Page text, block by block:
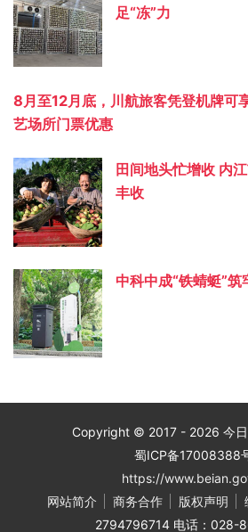
足“冻”力
8月至12月底，川航旅客凭登机牌可
艺场所门票优惠
田间地头忙增收 内
丰收
中科中成“铁蜻蜓”
Copyright © 2017 - 2026 今日
蜀ICP备17008388
https://
网站简介
商务合作 版权声明
2794796714 电话：028-